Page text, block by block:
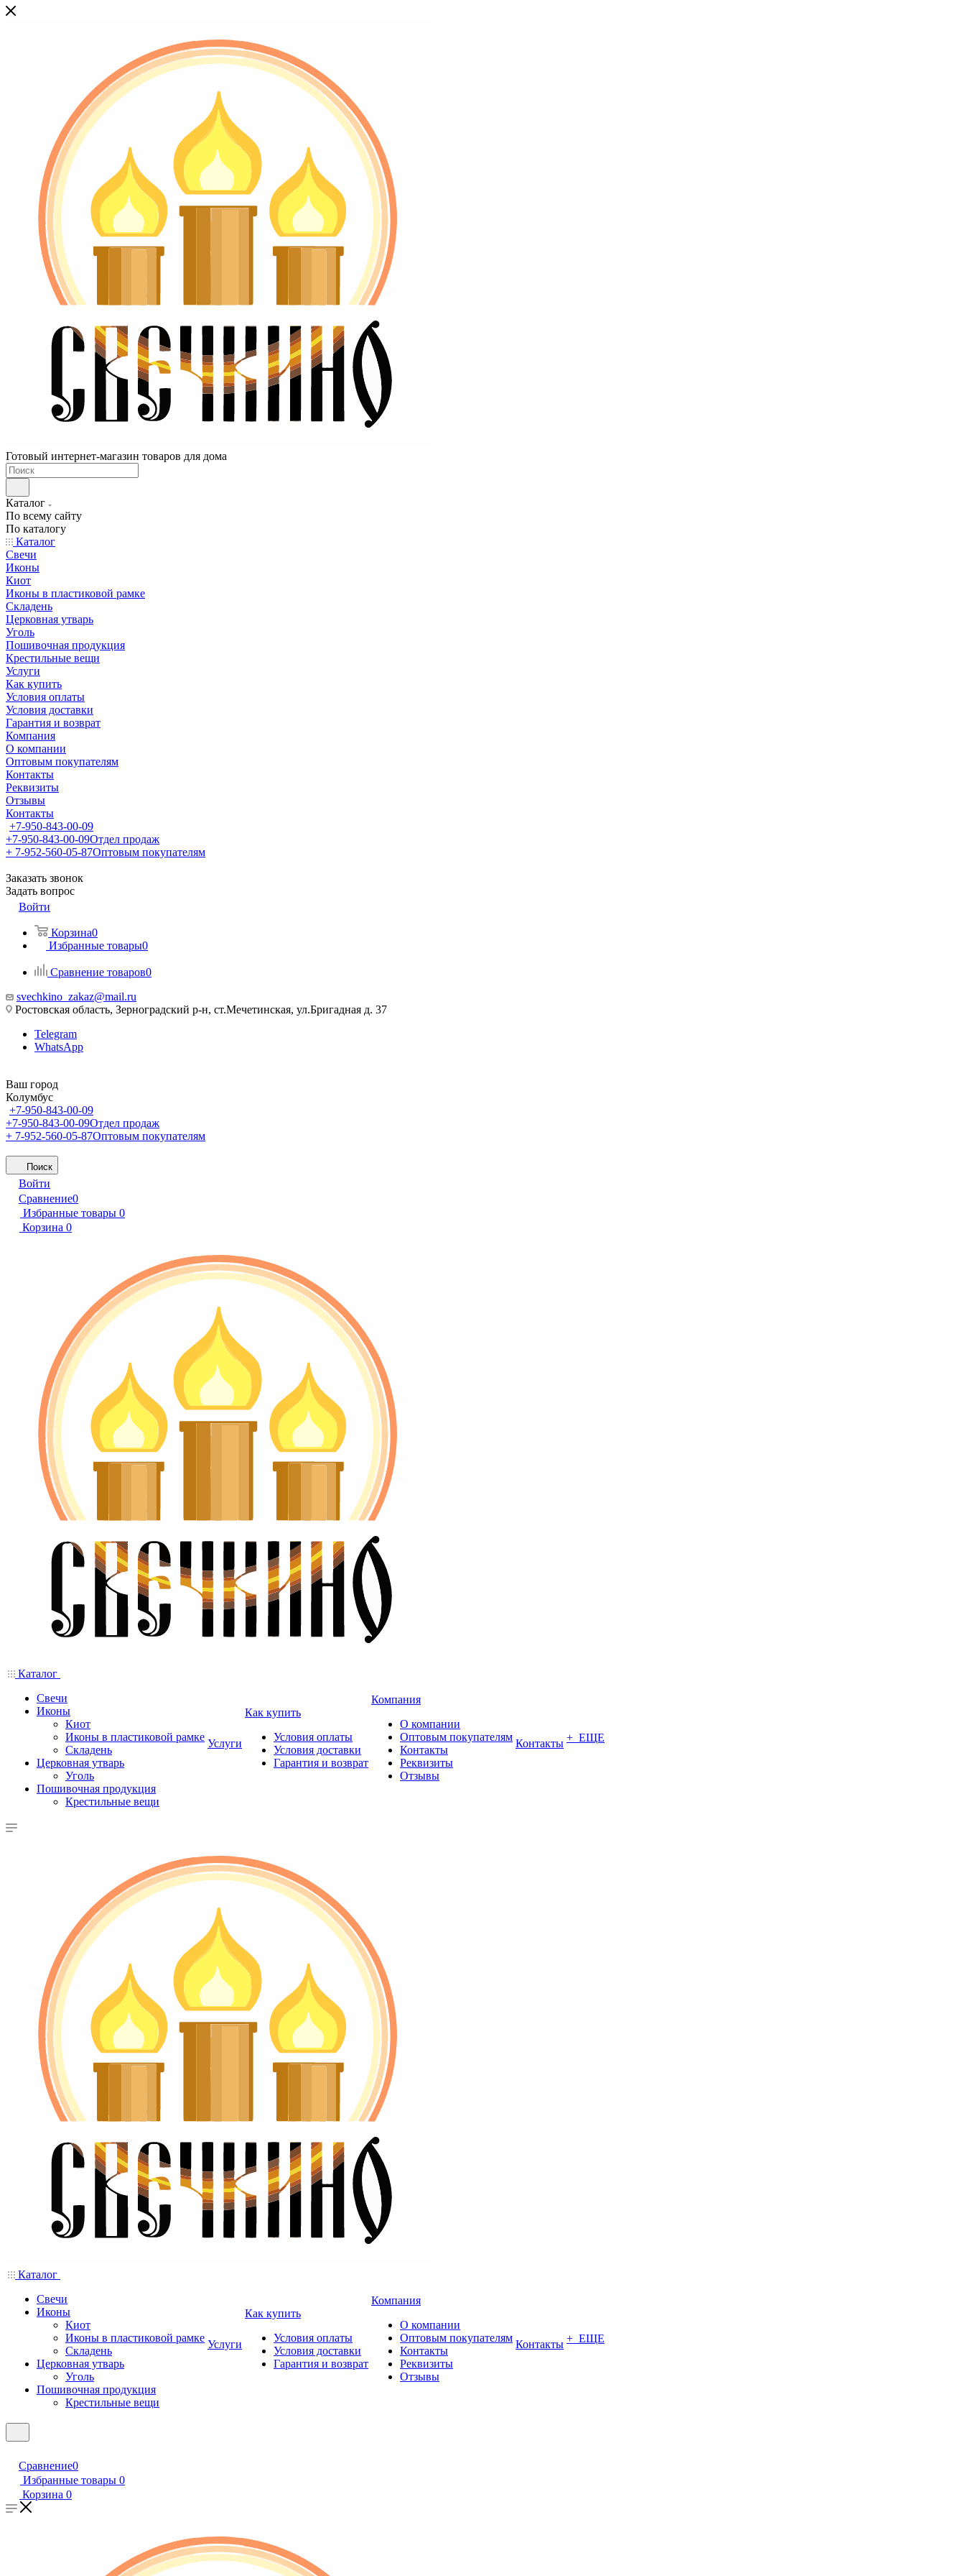
Готовый интернет-магазин товаров для дома
Каталог
По всему сайту
По каталогу
Каталог
Свечи
Иконы
Киот
Иконы в пластиковой рамке
Складень
Церковная утварь
Уголь
Пошивочная продукция
Крестильные вещи
Услуги
Как купить
Условия оплаты
Условия доставки
Гарантия и возврат
Компания
О компании
Оптовым покупателям
Контакты
Реквизиты
Отзывы
Контакты
+7-950-843-00-09
+7-950-843-00-09Отдел продаж
+ 7-952-560-05-87Оптовым покупателям
Заказать звонок
Задать вопрос
Войти
Корзина0
Избранные товары0
Сравнение товаров0
svechkino_zakaz@mail.ru
Ростовская область, Зерноградский р-н, ст.Мечетинская, ул.Бригадная д. 37
Telegram
WhatsApp
Ваш город
Колумбус
+7-950-843-00-09
+7-950-843-00-09Отдел продаж
+ 7-952-560-05-87Оптовым покупателям
Поиск
Войти
Сравнение0
Избранные товары 0
Корзина 0
Каталог
Свечи
Иконы
Киот
Иконы в пластиковой рамке
Складень
Церковная утварь
Уголь
Пошивочная продукция
Крестильные вещи
Услуги
Как купить
Условия оплаты
Условия доставки
Гарантия и возврат
Компания
О компании
Оптовым покупателям
Контакты
Реквизиты
Отзывы
Контакты + ЕЩЕ
Каталог
Свечи
Иконы
Киот
Иконы в пластиковой рамке
Складень
Церковная утварь
Уголь
Пошивочная продукция
Крестильные вещи
Услуги
Как купить
Условия оплаты
Условия доставки
Гарантия и возврат
Компания
О компании
Оптовым покупателям
Контакты
Реквизиты
Отзывы
Контакты + ЕЩЕ
Сравнение0
Избранные товары 0
Корзина 0